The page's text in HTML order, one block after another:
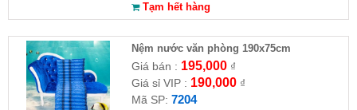
Tạm hết hàng
Nệm nước văn phòng 190x75cm
Giá bán : 195,000₫
Giá sỉ VIP : 190,000₫
Mã SP: 7204